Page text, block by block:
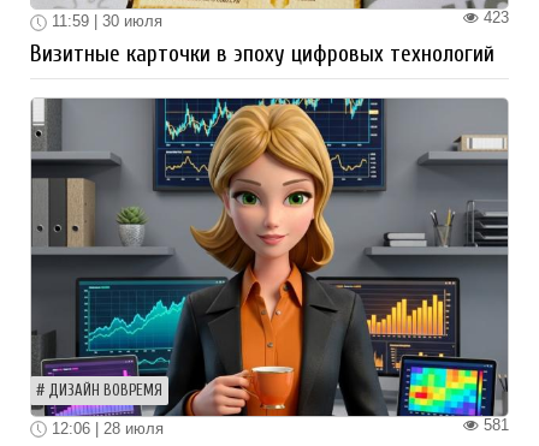
423
11:59 | 30 июля
Визитные карточки в эпоху цифровых технологий
ДИЗАЙН ВОВРЕМЯ
581
12:06 | 28 июля